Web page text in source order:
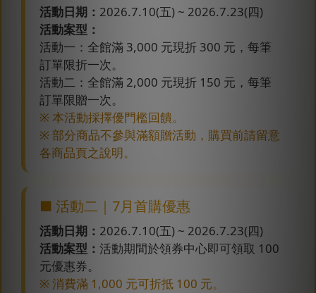
活動日期： 2026.7.10(五) ~ 2026.7.23(四)
活動案型：
活動一：全館滿 3,000 元現折 300 元，每筆
訂單限折一次。
活動二：全館滿 2,000 元現折 150 元，每筆
訂單限贈一次。
※ 本活動採擇優門檻回饋。
※ 部分商品不參與滿額贈活動，購買前請留意
各商品頁之說明。
■ 活動二｜7月首購優惠
活動日期： 2026.7.10(五) ~ 2026.7.23(四)
活動案型： 活動期間於領券中心即可領取 100
元優惠券。
※ 消費滿 1,000 元可折抵 100 元。